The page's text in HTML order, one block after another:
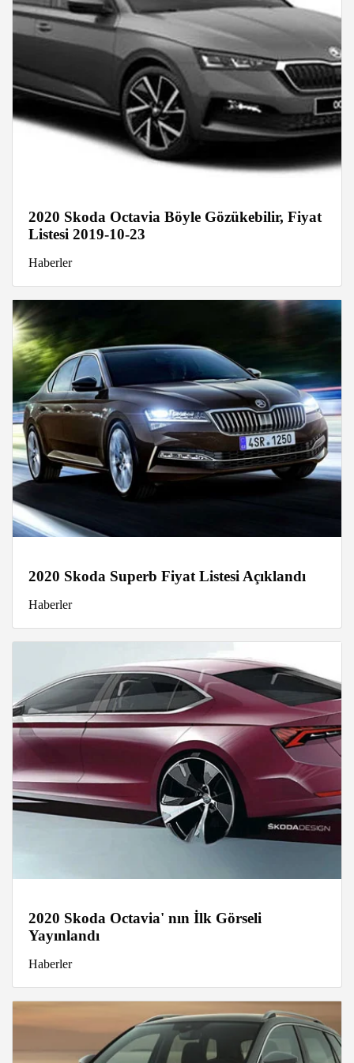
2020 Skoda Octavia Böyle Gözükebilir, Fiyat
Listesi 2019-10-23
Haberler
2020 Skoda Superb Fiyat Listesi Açıklandı
Haberler
2020 Skoda Octavia' nın İlk Görseli
Yayınlandı
Haberler